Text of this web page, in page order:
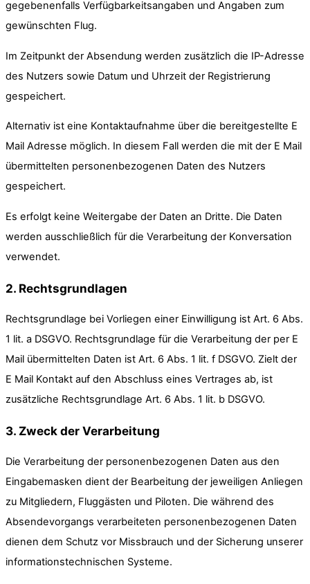
gegebenenfalls Verfügbarkeitsangaben und Angaben zum
gewünschten Flug.
Im Zeitpunkt der Absendung werden zusätzlich die IP-Adresse
des Nutzers sowie Datum und Uhrzeit der Registrierung
gespeichert.
Alternativ ist eine Kontaktaufnahme über die bereitgestellte E
Mail Adresse möglich. In diesem Fall werden die mit der E Mail
übermittelten personenbezogenen Daten des Nutzers
gespeichert.
Es erfolgt keine Weitergabe der Daten an Dritte. Die Daten
werden ausschließlich für die Verarbeitung der Konversation
verwendet.
2. Rechtsgrundlagen
Rechtsgrundlage bei Vorliegen einer Einwilligung ist Art. 6 Abs.
1 lit. a DSGVO. Rechtsgrundlage für die Verarbeitung der per E
Mail übermittelten Daten ist Art. 6 Abs. 1 lit. f DSGVO. Zielt der
E Mail Kontakt auf den Abschluss eines Vertrages ab, ist
zusätzliche Rechtsgrundlage Art. 6 Abs. 1 lit. b DSGVO.
3. Zweck der Verarbeitung
Die Verarbeitung der personenbezogenen Daten aus den
Eingabemasken dient der Bearbeitung der jeweiligen Anliegen
zu Mitgliedern, Fluggästen und Piloten. Die während des
Absendevorgangs verarbeiteten personenbezogenen Daten
dienen dem Schutz vor Missbrauch und der Sicherung unserer
informationstechnischen Systeme.